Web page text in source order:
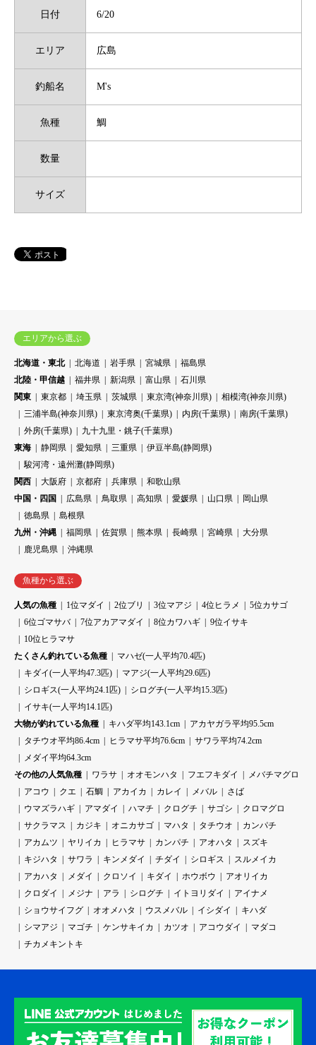
日付 6/20
エリア 広島
釣船名 M's
魚種 鯛
数量
サイズ
エリアから選ぶ
北海道・東北 北海道 岩手県 宮城県
福島県
北陸・甲信越
福井県 新潟県 富山県
石川県
関東
東京都 埼玉県 茨城県 東京湾(神奈川県)
相模湾(神奈川県)
三浦半島(神奈川県)
東京湾奥(千葉県) 内房(千葉県)
南房(千葉県)
外房(千葉県)
九十九里・銚子(千葉県)
東海
静岡県 愛知県 三重県
伊豆半島(静岡県)
駿河湾・遠州灘(静岡県)
関西
大阪府 京都府 兵庫県
和歌山県
中国・四国
広島県 鳥取県 高知県 愛媛県 山口県
岡山県
徳島県
島根県
九州・沖縄
福岡県 佐賀県 熊本県 長崎県 宮崎県
大分県
鹿児島県
沖縄県
魚種から選ぶ
人気の魚種 1位マダイ 2位ブリ 3位マアジ 4位ヒラメ
5位カサゴ
6位ゴマサバ
7位アカアマダイ 8位カワハギ
9位イサキ
10位ヒラマサ
たくさん釣れている魚種
マハゼ(一人平均70.4匹)
キダイ(一人平均47.3匹)
マアジ(一人平均29.6匹)
シロギス(一人平均24.1匹)
シログチ(一人平均15.3匹)
イサキ(一人平均14.1匹)
大物が釣れている魚種
キハダ平均143.1cm
アカヤガラ平均95.5cm
タチウオ平均86.4cm
ヒラマサ平均76.6cm
サワラ平均74.2cm
メダイ平均64.3cm
その他の人気魚種
ワラサ オオモンハタ フエフキダイ
メバチマグロ
アコウ
クエ 石鯛 アカイカ カレイ メバル
さば
ウマズラハギ
アマダイ ハマチ クログチ サゴシ
クロマグロ
サクラマス
カジキ オニカサゴ マハタ タチウオ
カンパチ
アカムツ
ヤリイカ ヒラマサ カンパチ アオハタ
スズキ
キジハタ
サワラ キンメダイ チダイ シロギス
スルメイカ
アカハタ
メダイ クロソイ キダイ ホウボウ
アオリイカ
クロダイ
メジナ アラ シログチ イトヨリダイ
アイナメ
ショウサイフグ
オオメハタ ウスメバル イシダイ
キハダ
シマアジ
マゴチ ケンサキイカ カツオ アコウダイ
マダコ
チカメキントキ